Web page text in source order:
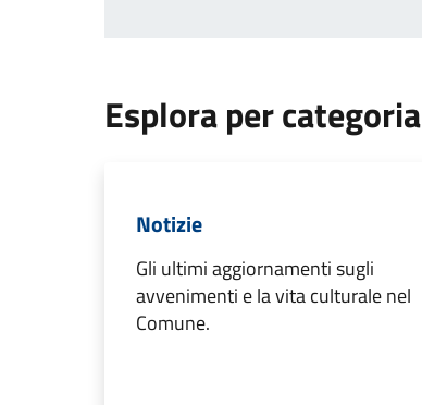
Esplora per categoria
Notizie
Gli ultimi aggiornamenti sugli
avvenimenti e la vita culturale nel
Comune.